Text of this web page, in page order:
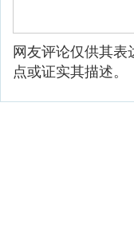
网友评论仅供其
点或证实其描述。